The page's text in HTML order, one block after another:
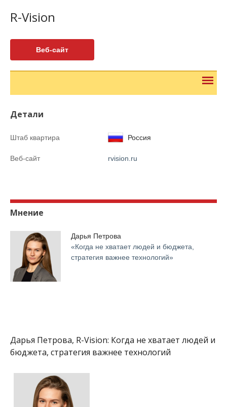
R-Vision
Веб-сайт
Детали
Штаб квартира Россия
Веб-сайт rvision.ru
Мнение
Дарья Петрова
«Когда не хватает людей и бюджета,
стратегия важнее технологий»
Дарья Петрова, R-Vision: Когда не хватает людей и
бюджета, стратегия важнее технологий